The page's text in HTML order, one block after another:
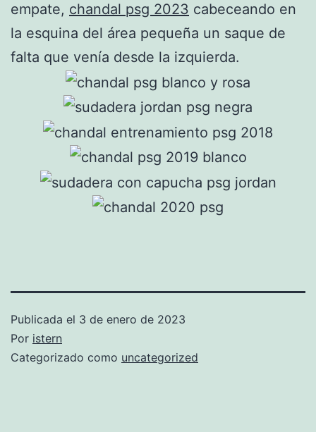
empate, chandal psg 2023 cabeceando en
la esquina del área pequeña un saque de
falta que venía desde la izquierda.
Publicada el 3 de enero de 2023
Por istern
Categorizado como uncategorized